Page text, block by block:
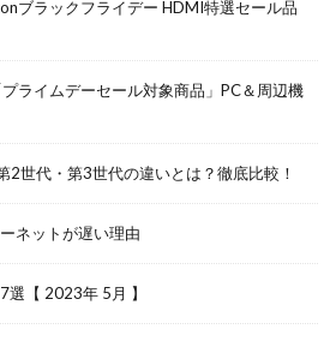
ブラックフライデー HDMI特選セール品
ライムデーセール対象商品」PC＆周辺機
2世代・第3世代の違いとは？徹底比較！
ネットが遅い理由
【 2023年 5月 】